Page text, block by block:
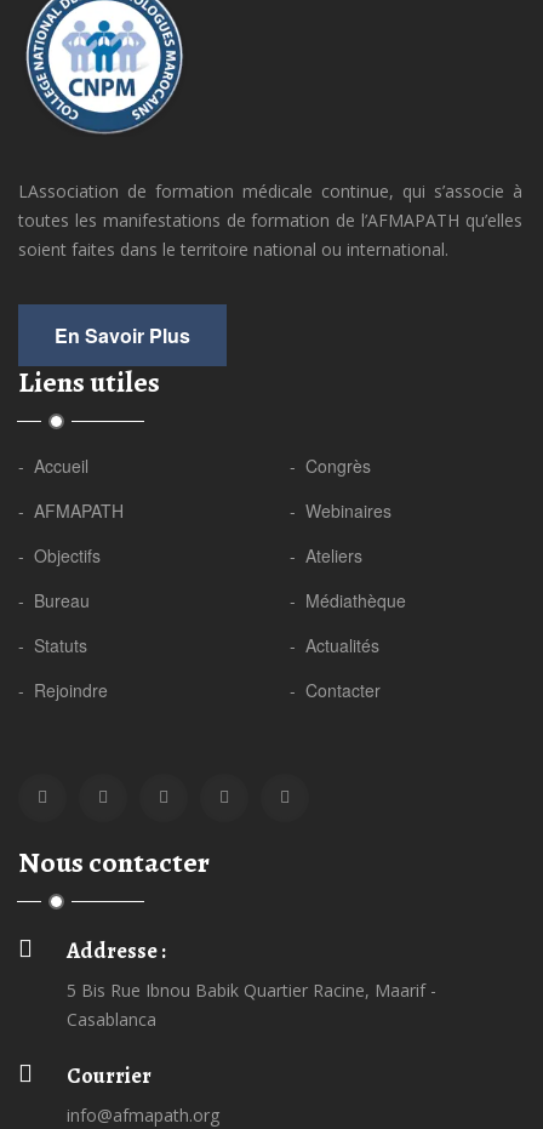
LAssociation de formation médicale continue, qui s’associe à
toutes les manifestations de formation de l’AFMAPATH qu’elles
soient faites dans le territoire national ou international.
En Savoir Plus
Liens utiles
- Accueil
- AFMAPATH
- Objectifs
- Bureau
- Statuts
- Rejoindre
- Congrès
- Webinaires
- Ateliers
- Médiathèque
- Actualités
- Contacter
Nous contacter
Addresse :
5 Bis Rue Ibnou Babik Quartier Racine, Maarif -
Casablanca
Courrier
info@afmapath.org